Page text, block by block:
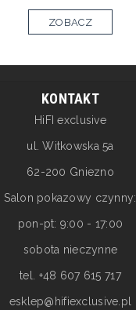
ZOBACZ
KONTAKT
HiFI exclusive
ul. Witkowska 5a
62-200 Gniezno
Salon pokazowy czynny:
pon-pt: 9:00 - 17:00
sobota nieczynne
tel. +48 607 615 717
esklep@hifiexclusive.pl